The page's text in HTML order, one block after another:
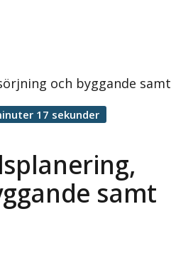
och byggande
samt
17 sekunder